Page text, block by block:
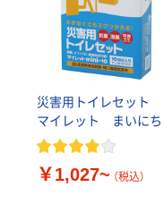
災害用トイレセット
マイレット まいにち
￥1,027~ （税込）